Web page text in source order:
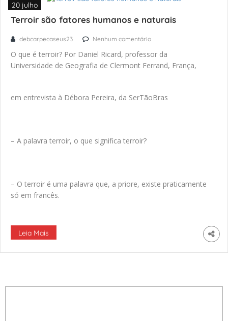
Terroir são fatores humanos e naturais
20 julho
debcarpecaseus23 Nenhum comentário
O que é terroir? Por Daniel Ricard, professor da
Universidade de Geografia de Clermont Ferrand, França,
em entrevista à Débora Pereira, da SerTãoBras
– A palavra terroir, o que significa terroir?
– O terroir é uma palavra que, a priore, existe praticamente
só em francês.
Leia Mais